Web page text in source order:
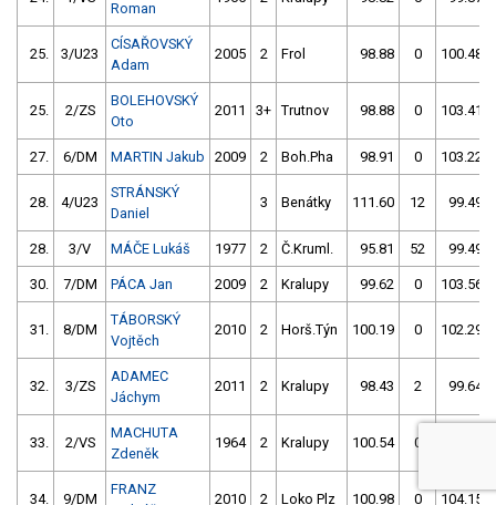
Roman
25. 3/U23
CÍSAŘOVSKÝ
Adam
2005 2 Frol 98.88 0 100.48
25. 2/ZS
BOLEHOVSKÝ
Oto
2011 3+ Trutnov 98.88 0 103.41
27. 6/DM MARTIN Jakub 2009 2 Boh.Pha 98.91 0 103.22
28. 4/U23
STRÁNSKÝ
Daniel
3 Benátky 111.60 12 99.49
28. 3/V MÁČE Lukáš 1977 2 Č.Kruml. 95.81 52 99.49
30. 7/DM PÁCA Jan 2009 2 Kralupy 99.62 0 103.56
31. 8/DM
TÁBORSKÝ
Vojtěch
2010 2 Horš.Týn 100.19 0 102.29
32. 3/ZS
ADAMEC
Jáchym
2011 2 Kralupy 98.43 2 99.64
33. 2/VS
MACHUTA
Zdeněk
1964 2 Kralupy 100.54 0
34. 9/DM
FRANZ
2010 2 Loko Plz 100.98 0 104.15